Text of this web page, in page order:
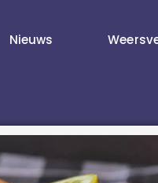
Nieuws